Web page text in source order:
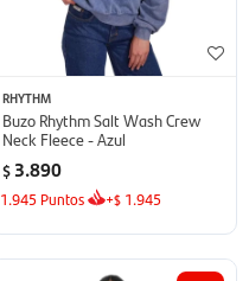
RHYTHM
Buzo Rhythm Salt Wash Crew
Neck Fleece - Azul
$ 3.890
1.945 Puntos +$ 1.945